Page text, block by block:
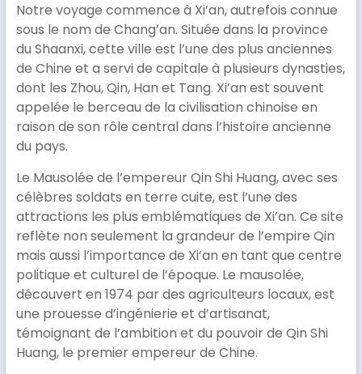
Notre voyage commence à Xi’an, autrefois connue
sous le nom de Chang’an. Située dans la province
du Shaanxi, cette ville est l’une des plus anciennes
de Chine et a servi de capitale à plusieurs dynasties,
dont les Zhou, Qin, Han et Tang. Xi’an est souvent
appelée le berceau de la civilisation chinoise en
raison de son rôle central dans l’histoire ancienne
du pays.
Le Mausolée de l’empereur Qin Shi Huang, avec ses
célèbres soldats en terre cuite, est l’une des
attractions les plus emblématiques de Xi’an. Ce site
reflète non seulement la grandeur de l’empire Qin
mais aussi l’importance de Xi’an en tant que centre
politique et culturel de l’époque. Le mausolée,
découvert en 1974 par des agriculteurs locaux, est
une prouesse d’ingénierie et d’artisanat,
témoignant de l’ambition et du pouvoir de Qin Shi
Huang, le premier empereur de Chine.